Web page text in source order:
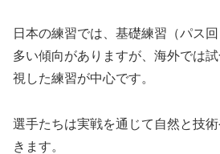
日本の練習では、基礎練習（パス
多い傾向がありますが、海外では
視した練習が中心です。
選手たちは実戦を通じて自然と技
きます。